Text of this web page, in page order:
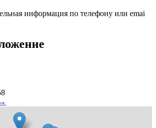
информация по телефону или emai